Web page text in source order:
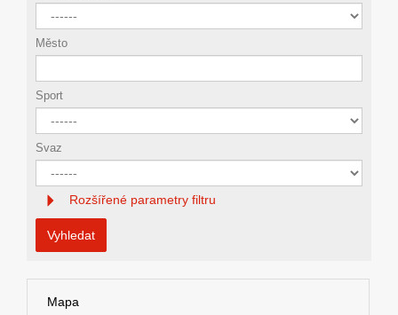
Město
Sport
Svaz
Rozšířené parametry filtru
Vyhledat
Mapa